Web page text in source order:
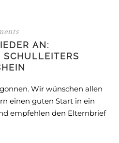
AN:
SCHULLEITERS
Wir wünschen allen
einen guten Start in ein
empfehlen den Elternbrief